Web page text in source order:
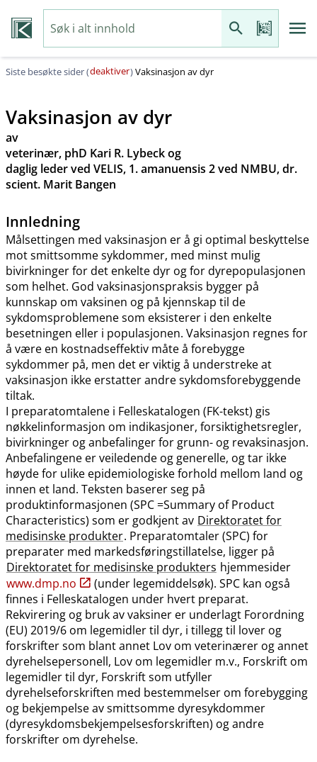
Siste besøkte sider (deaktiver)Vaksinasjon av dyr
Vaksinasjon av dyr
av
veterinær, phD Kari R. Lybeck og
daglig leder ved VELIS, 1. amanuensis 2 ved NMBU, dr.
scient. Marit Bangen
Innledning
Målsettingen med vaksinasjon er å gi optimal beskyttelse
mot smittsomme sykdommer, med minst mulig
bivirkninger for det enkelte dyr og for dyrepopulasjonen
som helhet. God vaksinasjonspraksis bygger på
kunnskap om vaksinen og på kjennskap til de
sykdomsproblemene som eksisterer i den enkelte
besetningen eller i populasjonen. Vaksinasjon regnes for
å være en kostnadseffektiv måte å forebygge
sykdommer på, men det er viktig å understreke at
vaksinasjon ikke erstatter andre sykdomsforebyggende
tiltak.
I preparatomtalene i Felleskatalogen (FK-tekst) gis
nøkkelinformasjon om indikasjoner, forsiktighetsregler,
bivirkninger og anbefalinger for grunn- og revaksinasjon.
Anbefalingene er veiledende og generelle, og tar ikke
høyde for ulike epidemiologiske forhold mellom land og
innen et land. Teksten baserer seg på
produktinformasjonen (SPC =Summary of Product
Characteristics) som er godkjent av Direktoratet for
medisinske produkter. Preparatomtaler (SPC) for
preparater med markedsføringstillatelse, ligger på
Direktoratet for medisinske produkters hjemmesider
www.dmp.no
(under legemiddelsøk). SPC kan også
finnes i Felleskatalogen under hvert preparat.
Rekvirering og bruk av vaksiner er underlagt Forordning
(EU) 2019/6 om legemidler til dyr, i tillegg til lover og
forskrifter som blant annet Lov om veterinærer og annet
dyrehelsepersonell, Lov om legemidler m.v., Forskrift om
legemidler til dyr, Forskrift som utfyller
dyrehelseforskriften med bestemmelser om forebygging
og bekjempelse av smittsomme dyresykdommer
(dyresykdomsbekjempelsesforskriften) og andre
forskrifter om dyrehelse.